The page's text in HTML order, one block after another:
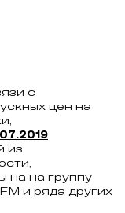
с
цен на
из
на на группу
и ряда других